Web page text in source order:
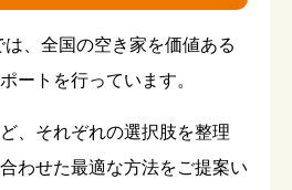
、全国の空き家を価値ある
ートを行っています。
、それぞれの選択肢を整理
わせた最適な方法をご提案い